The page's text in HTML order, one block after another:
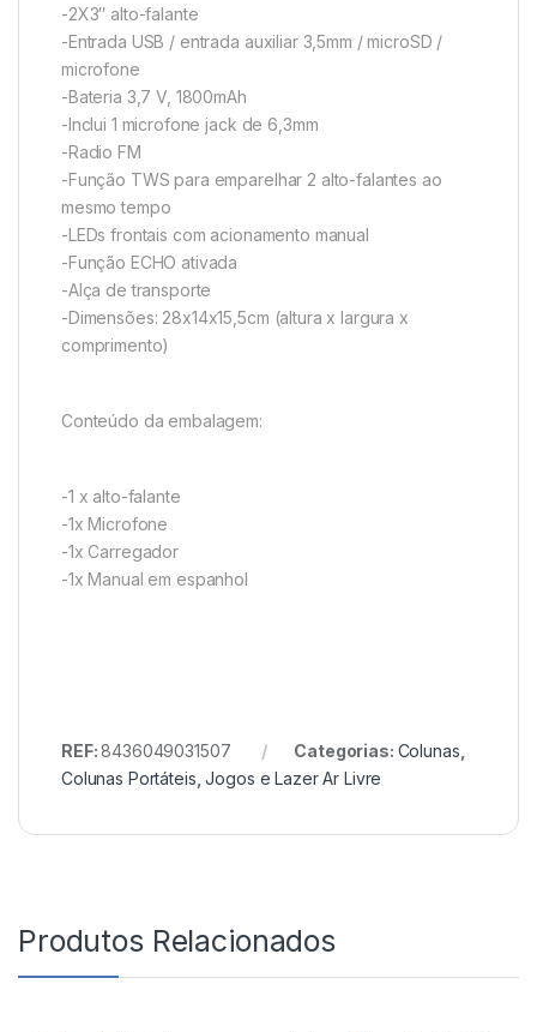
-2X3″ alto-falante
-Entrada USB / entrada auxiliar 3,5mm / microSD /
microfone
-Bateria 3,7 V, 1800mAh
-Inclui 1 microfone jack de 6,3mm
-Radio FM
-Função TWS para emparelhar 2 alto-falantes ao
mesmo tempo
-LEDs frontais com acionamento manual
-Função ECHO ativada
-Alça de transporte
-Dimensões: 28x14x15,5cm (altura x largura x
comprimento)
Conteúdo da embalagem:
-1 x alto-falante
-1x Microfone
-1x Carregador
-1x Manual em espanhol
REF:8436049031507 Categorias: Colunas
Colunas Portáteis ,Jogos e Lazer Ar Livre
Produtos Relacionados